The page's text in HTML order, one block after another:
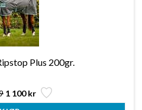
Plus 200gr.
1 100 kr